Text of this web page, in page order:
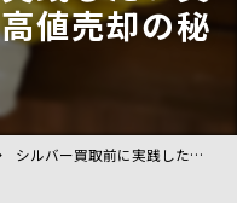
値売却の秘
シルバー買取前に実践したい貴金属の保管方法と高値売却の秘訣